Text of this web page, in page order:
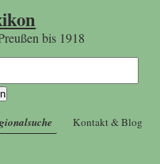
bis 1918
Kontakt & Blog